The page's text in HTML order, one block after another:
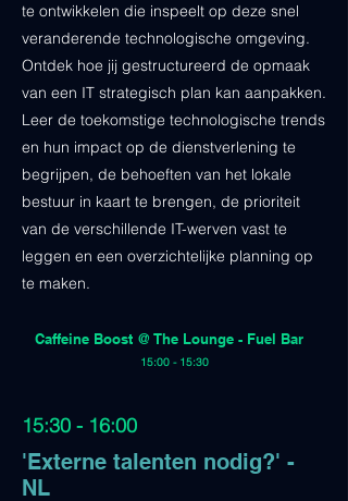
te ontwikkelen die inspeelt op deze snel
veranderende technologische omgeving.
Ontdek hoe jij gestructureerd de opmaak
van een IT strategisch plan kan aanpakken.
Leer de toekomstige technologische trends
en hun impact op de dienstverlening te
begrijpen, de behoeften van het lokale
bestuur in kaart te brengen, de prioriteit
van de verschillende IT-werven vast te
leggen en een overzichtelijke planning op
te maken.
Caffeine Boost @ The Lounge - Fuel Bar
15:00 - 15:30
15:30 - 16:00
'Externe talenten nodig?' -
NL